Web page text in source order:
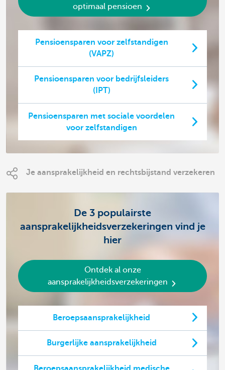
optimaal pensioen
Pensioensparen voor zelfstandigen
(VAPZ)
Pensioensparen voor bedrijfsleiders
(IPT)
Pensioensparen met sociale voordelen
voor zelfstandigen
Je aansprakelijkheid en rechtsbijstand verzekeren
De 3 populairste
aansprakelijkheidsverzekeringen vind je
hier
Ontdek al onze
aansprakelijkheidsverzekeringen
Beroepsaansprakelijkheid
Burgerlijke aansprakelijkheid